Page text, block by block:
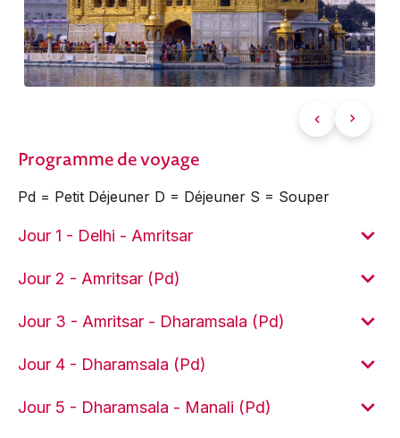
Programme de voyage
Pd = Petit Déjeuner D = Déjeuner S = Souper
Jour 1 - Delhi - Amritsar
Jour 2 - Amritsar (Pd)
Jour 3 - Amritsar - Dharamsala (Pd)
Jour 4 - Dharamsala (Pd)
Jour 5 - Dharamsala - Manali (Pd)